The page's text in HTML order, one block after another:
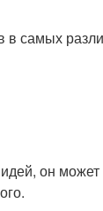
в самых
он